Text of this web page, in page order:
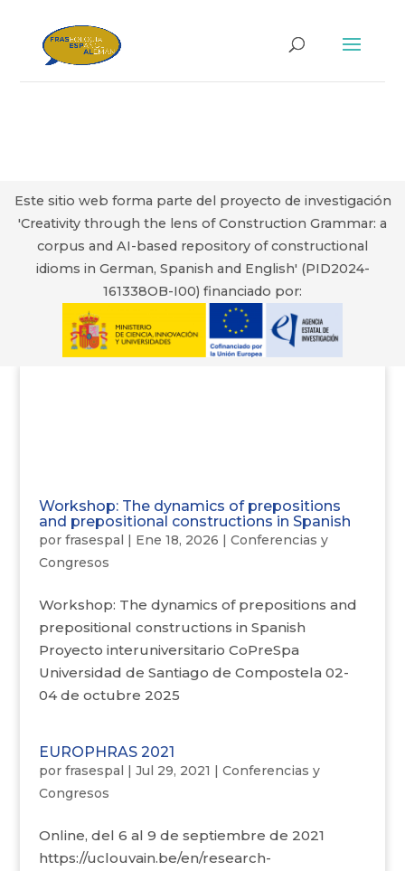
Este sitio web forma parte del proyecto de investigación
'Creativity through the lens of Construction Grammar: a
corpus and AI-based repository of constructional
idioms in German, Spanish and English' (PID2024-
161338OB-I00) financiado por:
Workshop: The dynamics of prepositions
and prepositional constructions in Spanish
por frasespal | Ene 18, 2026 | Conferencias y
Congresos
Workshop: The dynamics of prepositions and
prepositional constructions in Spanish
Proyecto interuniversitario CoPreSpa
Universidad de Santiago de Compostela 02-
04 de octubre 2025
EUROPHRAS 2021
por frasespal | Jul 29, 2021 | Conferencias y
Congresos
Online, del 6 al 9 de septiembre de 2021
https://uclouvain.be/en/research-